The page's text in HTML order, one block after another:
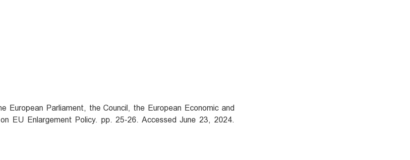
European Parliament, the Council, the European Economic and
EU Enlargement Policy. pp. 25-26. Accessed June 23, 2024.